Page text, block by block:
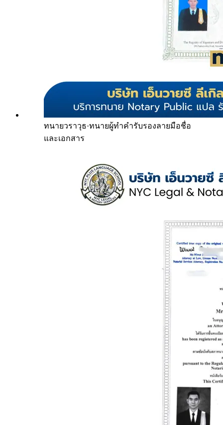
ทนายวราวุธ·ทนายผู้ทำคำรับรองลายมือชื่อ
และเอกสาร